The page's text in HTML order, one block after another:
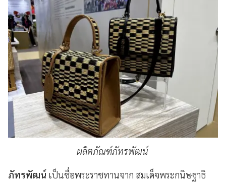
ผลิตภัณฑ์ภัทรพัฒน์
ภัทรพัฒน์ เป็นชื่อพระราชทานจาก สมเด็จพระกนิษฐาธิ